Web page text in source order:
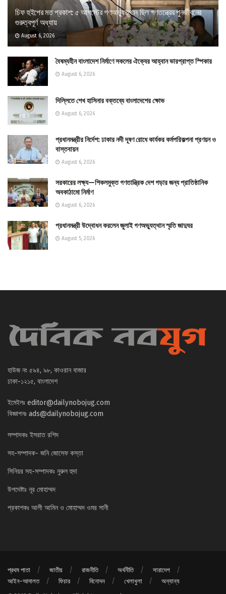
চিফ হুইপের মত প্রকাশ: ৫ আগস্টের গণঅভ্যুত্থান ছিল গণতন্ত্রের পুনর্জীবনের
গুরুত্বপূর্ণ অধ্যায়
August 6, 2026
বৈষম্যহীন বাংলাদেশ নির্মাণে সকলের ঐক্যের আহ্বান ভারপ্রাপ্ত স্পিকার
August 6, 2026
দিল্লিতে শেখ হাসিনার বক্তব্যে বাংলাদেশের ক্ষোভ
August 6, 2026
প্রধানমন্ত্রীর নির্দেশ: ঢাকার নদী দূষণ রোধে কার্যকর কর্মপরিকল্পনা প্রণয়ন ও
বাস্তবায়ন
August 6, 2026
সরকারের লক্ষ্য—শিকলমুক্ত গণতান্ত্রিক দেশ গড়ার জন্য প্রাতিষ্ঠানিক
অবকাঠামো নির্মাণ
August 6, 2026
প্রধানমন্ত্রী উদ্বোধন করলেন জুলাই গণঅভ্যুত্থান স্মৃতি জাদুঘর
August 5, 2026
হাউজ নং ৫৯৪, ৯৮, কাওরান বাজার
ঢাকা-১২১৫, বাংলাদেশ
ইমেইলঃ editor@dailynobojug.com
বিজ্ঞাপনঃ ads@dailynobojug.com
সম্পাদকঃ ইসরাত রশিদ
সহ-সম্পাদক- জনি জোসেফ কস্তা
সিনিয়র সহ-সম্পাদকঃ নুরুল হুদা
উপদেষ্টাঃ নূর মোহাম্মদ
প্রকাশকঃ আলী আমিন ও মোহাম্মদ ওমর সানী
প্রথম পাতা জাতীয় রাজনীতি অর্থনীতি
সারাদেশ
আইন-আদালত
ফিচার বিনোদন খেলাধুলা অন্যান্য